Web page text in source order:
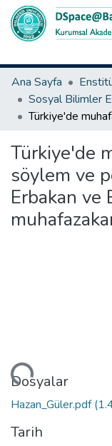
Ana Sayfa
Türkiye'de
söylem ve
Erbakan ve
Dosyalar
Hazan_Güler.pdf
Tarih